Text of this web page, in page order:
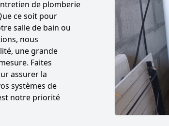
de plomberie
ce soit pour
salle de bain ou
nous
une grande
Faites
assurer la
systèmes de
notre priorité